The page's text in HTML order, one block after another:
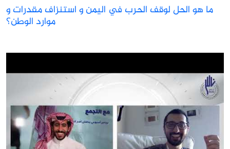
ما هو الحل لوقف الحرب في اليمن و استنزاف مقدرات و
موارد الوطن؟